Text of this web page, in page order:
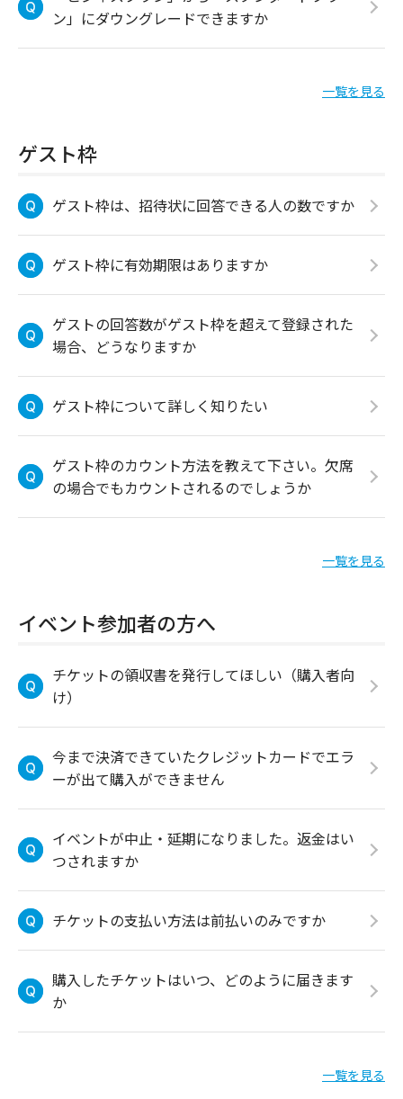
ン」にダウングレードできますか
一覧を見る
ゲスト枠
ゲスト枠は、招待状に回答できる人の数ですか
ゲスト枠に有効期限はありますか
ゲストの回答数がゲスト枠を超えて登録された
場合、どうなりますか
ゲスト枠について詳しく知りたい
ゲスト枠のカウント方法を教えて下さい。欠席
の場合でもカウントされるのでしょうか
一覧を見る
イベント参加者の方へ
チケットの領収書を発行してほしい（購入者向
け）
今まで決済できていたクレジットカードでエラ
ーが出て購入ができません
イベントが中止・延期になりました。返金はい
つされますか
チケットの支払い方法は前払いのみですか
購入したチケットはいつ、どのように届きます
か
一覧を見る